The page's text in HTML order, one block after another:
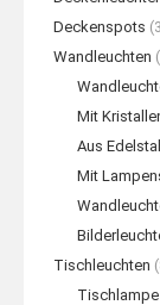
Deckenspots
Wandleuchten
Mit
Aus
Mit
Tischleuchten